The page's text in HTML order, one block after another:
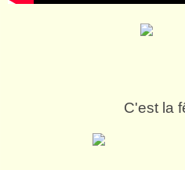
C'est la